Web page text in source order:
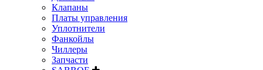
Клапаны
Платы управления
Уплотнители
Фанкойлы
Чиллеры
Запчасти